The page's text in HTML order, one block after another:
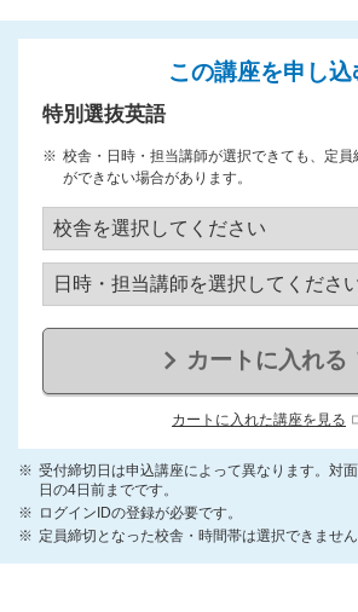
この講座を申し込
特別選抜英語
校舎・日時・担当講師が選択できても、定
ができない場合があります。
カートに入れる
カートに入れた講座を見る
受付締切日は申込講座によって異なります。対
日の4日前までです。
ログインIDの登録が必要です。
定員締切となった校舎・時間帯は選択できません